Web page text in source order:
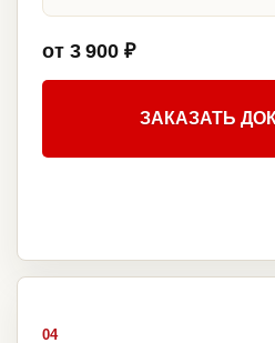
от 3 900 ₽
ЗАКАЗАТЬ
04